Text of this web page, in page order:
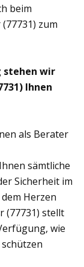
beim
zum
stehen wir
Ihnen
als Berater
sämtliche
Sicherheit im
Herzen
(77731) stellt
wie